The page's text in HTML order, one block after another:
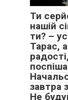
Ти
нашій
ти? –
Тарас,
завтра
Не